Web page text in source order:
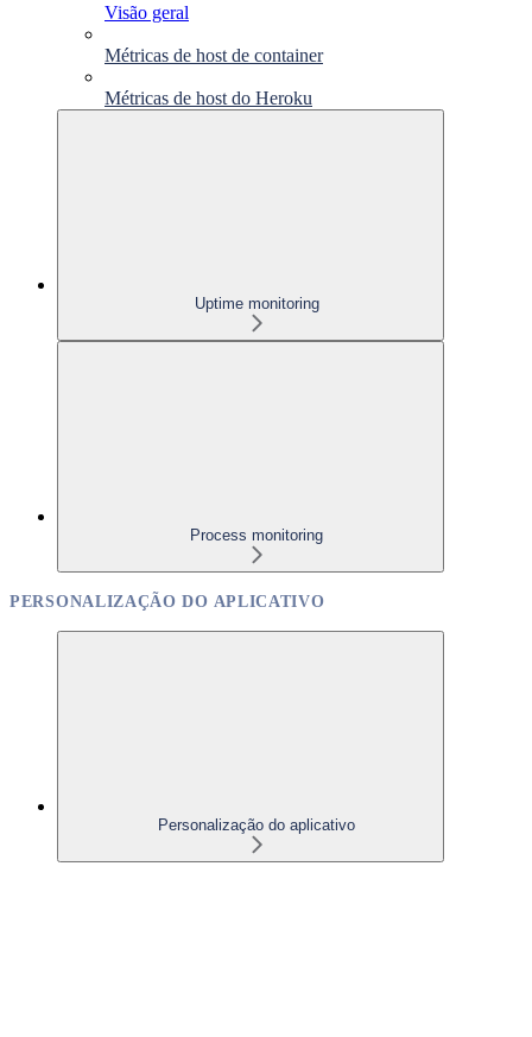
Visão geral
Métricas de host de container
Métricas de host do Heroku
Uptime monitoring
Process monitoring
PERSONALIZAÇÃO DO APLICATIVO
Personalização do aplicativo